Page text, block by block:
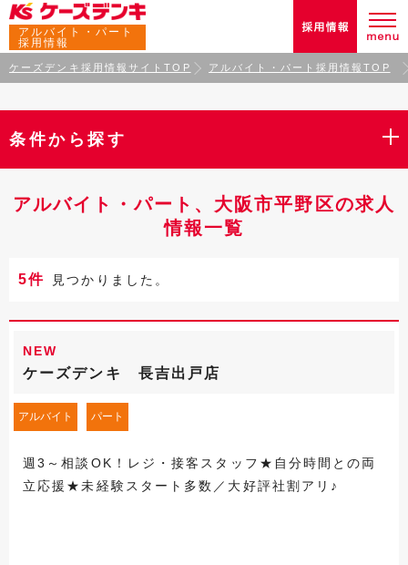
アルバイト・パート
採用情報
ケーズデンキ採用情報サイトTOP アルバイト・パート採用情報TOP
条件から探す
アルバイト・パート、大阪市平野区の求人
情報一覧
5件 見つかりました。
NEW
ケーズデンキ 長吉出戸店
アルバイト パート
週3～相談OK！レジ・接客スタッフ★自分時間との両
立応援★未経験スタート多数／大好評社割アリ♪